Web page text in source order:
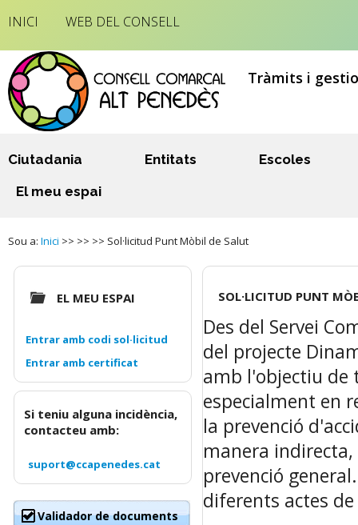
INICI WEB DEL CONSELL
Tràmits i
Ciutadania Entitats
Escoles
El meu espai
Sou a: Inici >> >> >> Sol·licitud Punt Mòbil de Salut
SOL·LICITUD PUNT
Des del Servei
del projecte
amb l'objectiu de
especialment en
la prevenció
manera
prevenció
diferents actes
EL MEU ESPAI
Entrar amb codi sol·licitud
Si teniu alguna incidència,
contacteu amb:
suport@ccapenedes.cat
Validador de documents